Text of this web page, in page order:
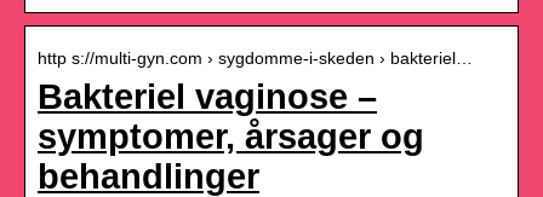
http s://multi-gyn.com › sygdomme-i-skeden › bakteriel…
Bakteriel vaginose –
symptomer, årsager og
behandlinger